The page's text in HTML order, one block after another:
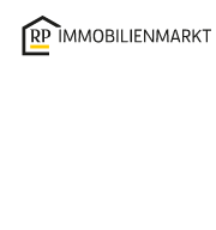
Accessibility
Modus